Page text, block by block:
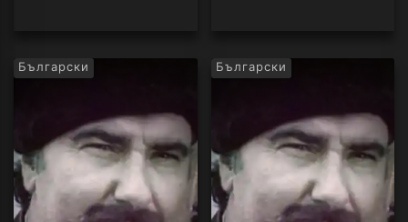
Български Български